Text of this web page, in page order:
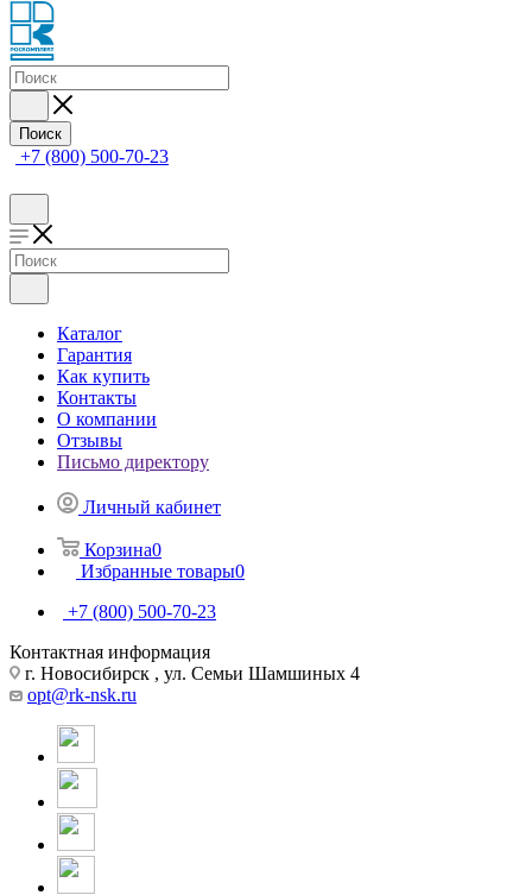
Поиск
+7 (800) 500-70-23
Каталог
Гарантия
Как купить
Контакты
О компании
Отзывы
Письмо директору
Личный кабинет
Корзина0
Избранные товары0
+7 (800) 500-70-23
Контактная информация
г. Новосибирск , ул. Семьи Шамшиных 4
opt@rk-nsk.ru